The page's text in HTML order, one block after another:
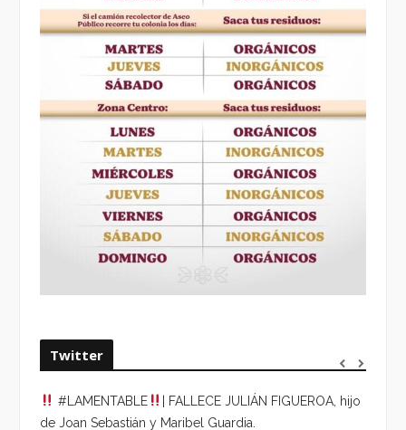
Twitter
#LAMENTABLE
| FALLECE JULIÁN FIGUEROA, hijo
de Joan Sebastián y Maribel Guardia.